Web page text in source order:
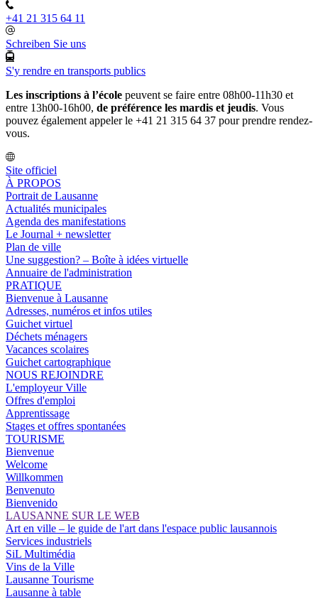
+41 21 315 64 11
Schreiben Sie uns
S'y rendre en transports publics
Les inscriptions à l’école peuvent se faire entre 08h00-11h30 et
entre 13h00-16h00, de préférence les mardis et jeudis. Vous
pouvez également appeler le +41 21 315 64 37 pour prendre rendez-
vous.
Site officiel
À PROPOS
Portrait de Lausanne
Actualités municipales
Agenda des manifestations
Le Journal + newsletter
Plan de ville
Une suggestion? – Boîte à idées virtuelle
Annuaire de l'administration
PRATIQUE
Bienvenue à Lausanne
Adresses, numéros et infos utiles
Guichet virtuel
Déchets ménagers
Vacances scolaires
Guichet cartographique
NOUS REJOINDRE
L'employeur Ville
Offres d'emploi
Apprentissage
Stages et offres spontanées
TOURISME
Bienvenue
Welcome
Willkommen
Benvenuto
Bienvenido
LAUSANNE SUR LE WEB
Art en ville – le guide de l'art dans l'espace public lausannois
Services industriels
SiL Multimédia
Vins de la Ville
Lausanne Tourisme
Lausanne à table